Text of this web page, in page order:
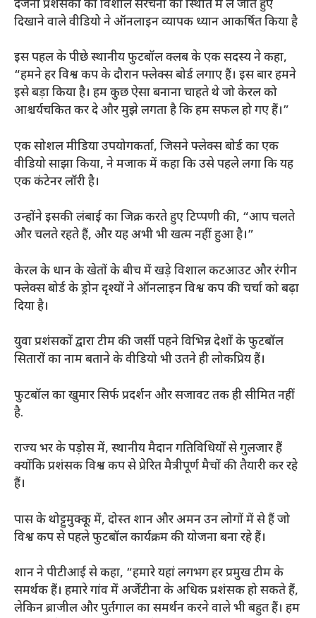
दर्जनों प्रशंसकों को विशाल संरचना को स्थिति में ले जाते हुए
दिखाने वाले वीडियो ने ऑनलाइन व्यापक ध्यान आकर्षित किया है
इस पहल के पीछे स्थानीय फुटबॉल क्लब के एक सदस्य ने कहा,
“हमने हर विश्व कप के दौरान फ्लेक्स बोर्ड लगाए हैं। इस बार हमने
इसे बड़ा किया है। हम कुछ ऐसा बनाना चाहते थे जो केरल को
आश्चर्यचकित कर दे और मुझे लगता है कि हम सफल हो गए हैं।”
एक सोशल मीडिया उपयोगकर्ता, जिसने फ्लेक्स बोर्ड का एक
वीडियो साझा किया, ने मजाक में कहा कि उसे पहले लगा कि यह
एक कंटेनर लॉरी है।
उन्होंने इसकी लंबाई का जिक्र करते हुए टिप्पणी की, “आप चलते
और चलते रहते हैं, और यह अभी भी खत्म नहीं हुआ है।”
केरल के धान के खेतों के बीच में खड़े विशाल कटआउट और रंगीन
फ्लेक्स बोर्ड के ड्रोन दृश्यों ने ऑनलाइन विश्व कप की चर्चा को बढ़ा
दिया है।
युवा प्रशंसकों द्वारा टीम की जर्सी पहने विभिन्न देशों के फुटबॉल
सितारों का नाम बताने के वीडियो भी उतने ही लोकप्रिय हैं।
फुटबॉल का खुमार सिर्फ प्रदर्शन और सजावट तक ही सीमित नहीं
है.
राज्य भर के पड़ोस में, स्थानीय मैदान गतिविधियों से गुलजार हैं
क्योंकि प्रशंसक विश्व कप से प्रेरित मैत्रीपूर्ण मैचों की तैयारी कर रहे
हैं।
पास के थोट्टुमुक्कू में, दोस्त शान और अमन उन लोगों में से हैं जो
विश्व कप से पहले फुटबॉल कार्यक्रम की योजना बना रहे हैं।
शान ने पीटीआई से कहा, “हमारे यहां लगभग हर प्रमुख टीम के
समर्थक हैं। हमारे गांव में अर्जेंटीना के अधिक प्रशंसक हो सकते हैं,
लेकिन ब्राजील और पुर्तगाल का समर्थन करने वाले भी बहुत हैं। हम